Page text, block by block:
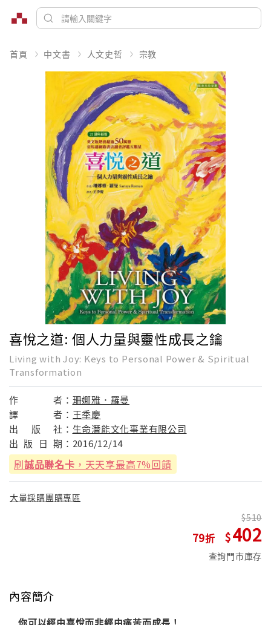
首頁 中文書 人文史哲 宗教
喜悅之道: 個人力量與靈性成長之鑰
Living with Joy: Keys to Personal Power & Spiritual
Transformation
作 者： 珊娜雅．羅曼
譯
者： 王季慶
出
版 社： 生命潛能文化事業有限公司
出 版 日 期： 2016/12/14
刷誠品聯名卡 ，天天享最高7%回饋
大量採購團購專區
79
510
402
查詢門市庫存
內容簡介
你可以經由喜悅而非經由痛苦而成長！